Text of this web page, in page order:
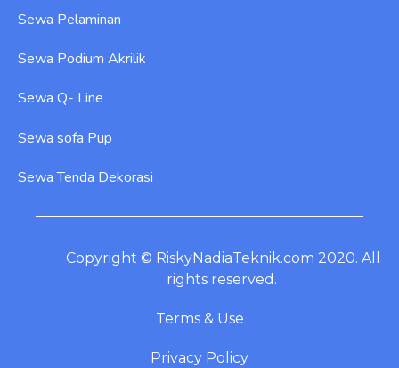
Sewa Pelaminan
Sewa Podium Akrilik
Sewa Q- Line
Sewa sofa Pup
Sewa Tenda Dekorasi
Copyright © RiskyNadiaTeknik.com 2020. All
rights reserved.
Terms & Use
Privacy Policy